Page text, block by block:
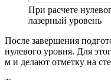
При расчете
лазерный уровень
После завершения
нулевого уровня. Для
м и делают отметку на